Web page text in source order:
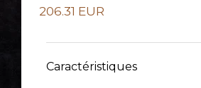
206.31 EUR
Caractéristiques